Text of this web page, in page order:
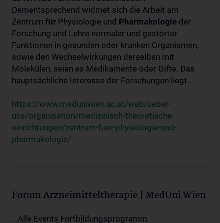
Dementsprechend widmet sich die Arbeit am
Zentrum für Physiologie und Pharmakologie der
Forschung und Lehre normaler und gestörter
Funktionen in gesunden oder kranken Organismen,
sowie den Wechselwirkungen derselben mit
Molekülen, seien es Medikamente oder Gifte. Das
hauptsächliche Interesse der Forschungen liegt...
https://www.meduniwien.ac.at/web/ueber-
uns/organisation/medizinisch-theoretische-
einrichtungen/zentrum-fuer-physiologie-und-
pharmakologie/
Forum Arzneimitteltherapie | MedUni Wien
...Alle Events Fortbildungsprogramm